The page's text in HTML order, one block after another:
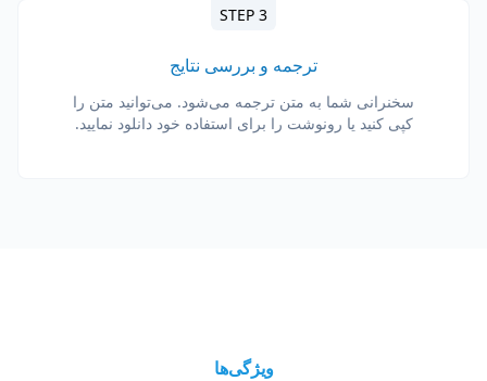
STEP 3
ترجمه و بررسی نتایج
سخنرانی شما به متن ترجمه می‌شود. می‌توانید متن را
کپی کنید یا رونوشت را برای استفاده خود دانلود نمایید.
ویژگی‌ها